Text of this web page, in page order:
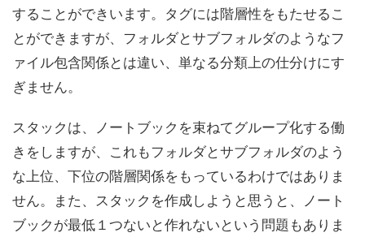
することができいます。タグには階層性をもたせるこ
とができますが、フォルダとサブフォルダのようなフ
ァイル包含関係とは違い、単なる分類上の仕分けにす
ぎません。
スタックは、ノートブックを束ねてグループ化する働
きをしますが、これもフォルダとサブフォルダのよう
な上位、下位の階層関係をもっているわけではありま
せん。また、スタックを作成しようと思うと、ノート
ブックが最低１つないと作れないという問題もありま